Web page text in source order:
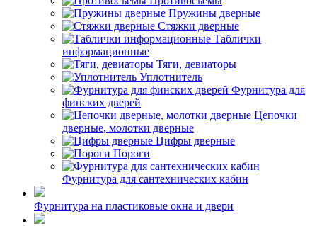
Пружины дверные
Стяжки дверные
Таблички
информационные
Тяги, девиаторы
Уплотнитель
Фурнитура для
финских дверей
Цепочки
дверные, молотки дверные
Цифры дверные
Пороги
Фурнитура для сантехнических кабин
Фурнитура на пластиковые окна и двери